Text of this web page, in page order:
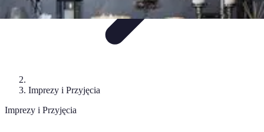
Imprezy i Przyjęcia
Imprezy i Przyjęcia